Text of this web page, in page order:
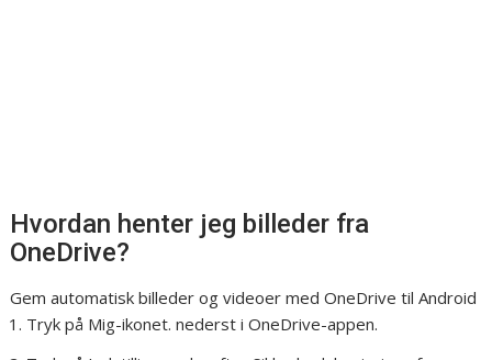
Hvordan henter jeg billeder fra
OneDrive?
Gem automatisk billeder og videoer med OneDrive til Android
Tryk på Mig-ikonet. nederst i OneDrive-appen.